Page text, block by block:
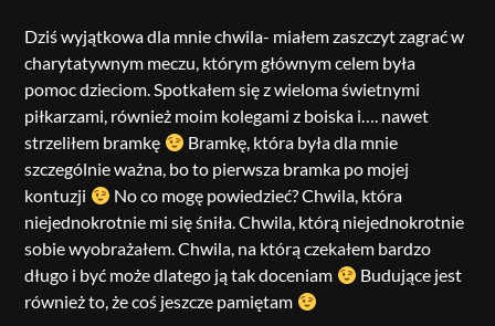
Dziś wyjątkowa dla mnie chwila- miałem zaszczyt zagrać w
charytatywnym meczu, którym głównym celem była
pomoc dzieciom. Spotkałem się z wieloma świetnymi
piłkarzami, również moim kolegami z boiska i…. nawet
strzeliłem bramkę
Bramkę, która była dla mnie
szczególnie ważna, bo to pierwsza bramka po mojej
kontuzji
No co mogę powiedzieć? Chwila, która
niejednokrotnie mi się śniła. Chwila, którą niejednokrotnie
sobie wyobrażałem. Chwila, na którą czekałem bardzo
długo i być może dlatego ją tak doceniam
Budujące jest
również to, że coś jeszcze pamiętam